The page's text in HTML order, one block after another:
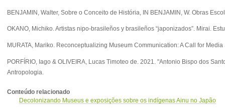
BENJAMIN, Walter, Sobre o Conceito de História, IN BENJAMIN, W. Obras
OKANO, Michiko. Artistas nipo-brasileños y brasileños “japonizados”. Mirai.
MURATA, Mariko. Reconceptualizing Museum Communication: A Call for
PORFÍRIO, Iago & OLIVEIRA, Lucas Timoteo de. 2021. "Antonio Bispo dos
Antropologia.
Conteúdo relacionado
Decolonizando Museus e exposições sobre os indígenas Ainu no Japão